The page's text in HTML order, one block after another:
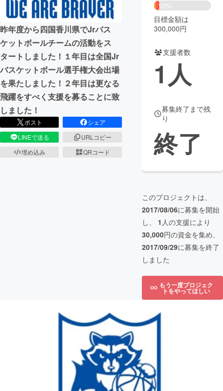
ビジネス・起業 チャレンジ
まちづくり・地域活性化
CAMPFIRE for Social Good
CAMPFIRE Creation
CAMPFIREふるさと納税machi-ya コミュニティ
昨年度から四国香川県でJrバス
ケットボールチームの活動をス
タートしました！１年目は全国Jr
バスケットボール選手権大会出場
を果たしました！２年目は更なる
飛躍をすべく支援を募ることに致
しました！
ポスト
シェア
LINEで送る
URLコピー
埋め込み
QRコード
10%
目標金額は
300,000円
支援者数
1人
募集終了まで残
り
終了
このプロジェクトは、
2017/08/06に募集を開始
し、 1 人の支援により
30,000円の資金を集め、
2017/09/29に募集を終了
しました
もう一度プロジェク
トをやってほしい